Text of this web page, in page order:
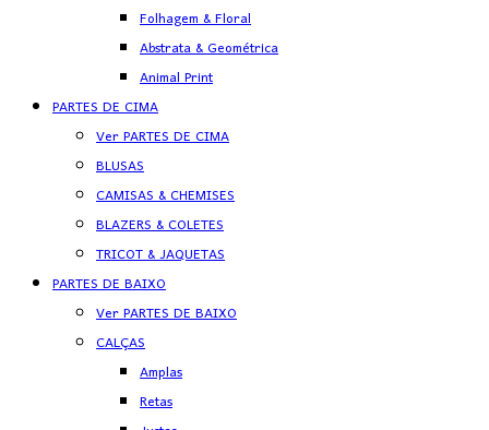
Folhagem & Floral
Abstrata & Geométrica
Animal Print
PARTES DE CIMA
Ver PARTES DE CIMA
BLUSAS
CAMISAS & CHEMISES
BLAZERS & COLETES
TRICOT & JAQUETAS
PARTES DE BAIXO
Ver PARTES DE BAIXO
CALÇAS
Amplas
Retas